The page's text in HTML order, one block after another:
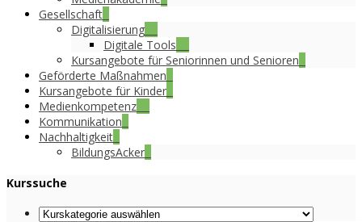
Gesellschaft
Digitalisierung
Digitale Tools
Kursangebote für Seniorinnen und Senioren
Geförderte Maßnahmen
Kursangebote für Kinder
Medienkompetenz
Kommunikation
Nachhaltigkeit
BildungsAcker
Kurssuche